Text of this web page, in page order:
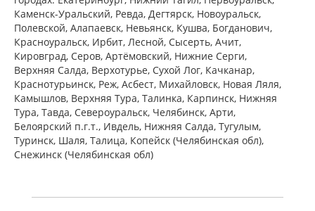
Каменск-Уральский, Ревда, Дегтярск, Новоуральск,
Полевской, Алапаевск, Невьянск, Кушва, Богданович,
Красноуральск, Ирбит, Лесной, Сысерть, Ачит,
Кировград, Серов, Артёмовский, Нижние Cерги,
Верхняя Салда, Верхотурье, Сухой Лог, Качканар,
Краснотурьинск, Реж, Асбест, Михайловск, Новая Ляля,
Камышлов, Верхняя Тура, Талинка, Карпинск, Нижняя
Тура, Тавда, Североуральск, Челябинск, Арти,
Белоярский п.г.т., Ивдель, Нижняя Салда, Тугулым,
Туринск, Шаля, Талица, Копейск (Челябинская обл),
Снежинск (Челябинская обл)